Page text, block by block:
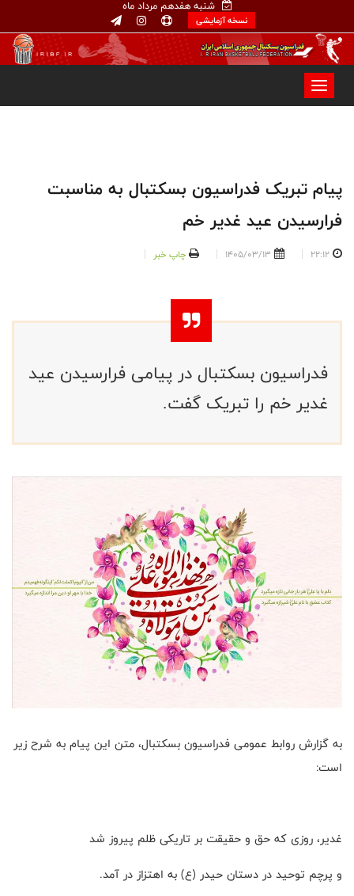
شنبه هفدهم مرداد ماه
نسخه آزمایشی
پیام تبریک فدراسیون بسکتبال به مناسبت
فرارسیدن عید غدیر خم
22:12
1405/03/13 چاپ خبر
فدراسیون بسکتبال در پیامی فرارسیدن عید
غدیر خم را تبریک گفت.
به گزارش روابط عمومی فدراسیون بسکتبال، متن این پیام به شرح زیر
است:
غدیر، روزی که حق و حقیقت بر تاریکی ظلم پیروز شد
و پرچم توحید در دستان حیدر (ع) به اهتزاز در آمد.